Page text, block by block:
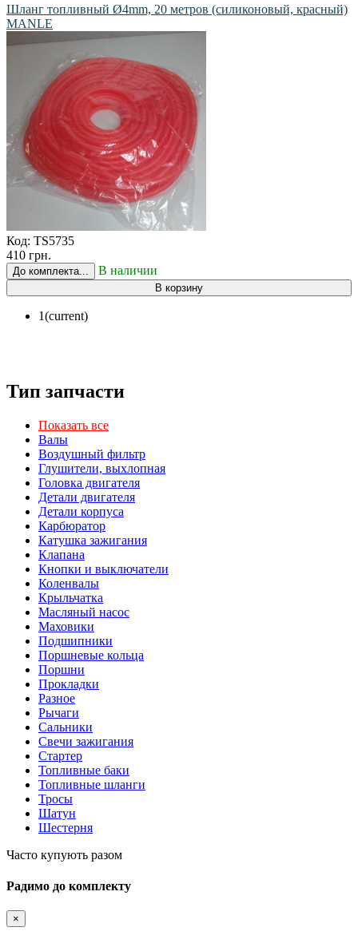
Шланг топливный Ø4mm, 20 метров (силиконовый, красный)
MANLE
Код: TS5735
410 грн.
До комплекта... В наличии
В корзину
1(current)
Тип запчасти
Показать все
Валы
Воздушный фильтр
Глушители, выхлопная
Головка двигателя
Детали двигателя
Детали корпуса
Карбюратор
Катушка зажигания
Клапана
Кнопки и выключатели
Коленвалы
Крыльчатка
Масляный насос
Маховики
Подшипники
Поршневые кольца
Поршни
Прокладки
Разное
Рычаги
Сальники
Свечи зажигания
Стартер
Топливные баки
Топливные шланги
Тросы
Шатун
Шестерня
Часто купують разом
Радимо до комплекту
×